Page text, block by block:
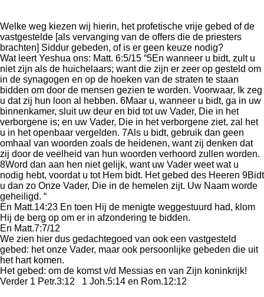
Welke weg kiezen wij hierin, het profetische vrije gebed of de
vastgestelde [als vervanging van de offers die de priesters
brachten] Siddur gebeden, of is er geen keuze nodig?
Wat leert Yeshua ons: Matt. 6:5/15 “5En wanneer u bidt, zult u
niet zijn als de huichelaars; want die zijn er zeer op gesteld om
in de synagogen en op de hoeken van de straten te staan
bidden om door de mensen gezien te worden. Voorwaar, Ik zeg
u dat zij hun loon al hebben. 6Maar u, wanneer u bidt, ga in uw
binnenkamer, sluit uw deur en bid tot uw Vader, Die in het
verborgene is; en uw Vader, Die in het verborgene ziet, zal het
u in het openbaar vergelden. 7Als u bidt, gebruik dan geen
omhaal van woorden zoals de heidenen, want zij denken dat
zij door de veelheid van hun woorden verhoord zullen worden.
8Word dan aan hen niet gelijk, want uw Vader weet wat u
nodig hebt, voordat u tot Hem bidt. Het gebed des Heeren 9Bidt
u dan zo Onze Vader, Die in de hemelen zijt. Uw Naam worde
geheiligd. “
En Matt.14:23 En toen Hij de menigte weggestuurd had, klom
Hij de berg op om er in afzondering te bidden.
En Matt.7:7/12
We zien hier dus gedachtegoed van ook een vastgesteld
gebed: het onze Vader, maar ook persoonlijke gebeden die uit
het hart komen.
Het gebed: om de komst v/d Messias en van Zijn koninkrijk!
Verder 1 Petr.3:12 1 Joh.5:14 en Rom.12:12